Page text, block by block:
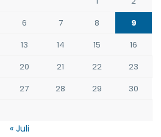
6 7 8
9
13 14 15
16
20 21 22
23
27 28 29
30
« Juli